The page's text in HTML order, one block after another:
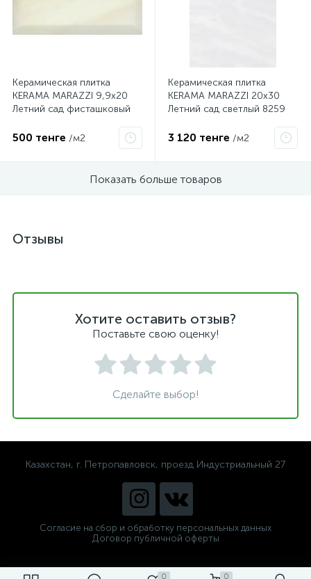
0 0
Керамическая плитка
KERAMA MARAZZI 9,9х20
Летний сад фисташковый
500 тенге /м2
Керамическая плитка
KERAMA MARAZZI 20х30
Летний сад светлый 8259
3 120 тенге /м2
Показать больше товаров
Отзывы
Хотите оставить отзыв?
Поставьте свою оценку!
Сделайте выбор!
Казахстан, г. Петропавловск, проезд Индустриальный 27
Согласие на сбор и обработку персональных данных
Договор публичной оферты